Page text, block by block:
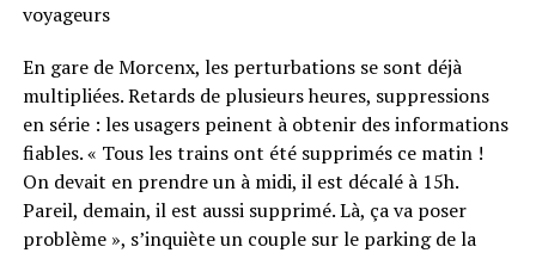
voyageurs
En gare de Morcenx, les perturbations se sont déjà
multipliées. Retards de plusieurs heures, suppressions
en série : les usagers peinent à obtenir des informations
fiables. « Tous les trains ont été supprimés ce matin !
On devait en prendre un à midi, il est décalé à 15h.
Pareil, demain, il est aussi supprimé. Là, ça va poser
problème », s’inquiète un couple sur le parking de la